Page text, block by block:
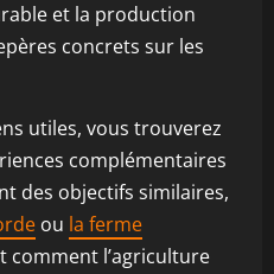
et la production
concrets sur les
utiles, vous trouverez
complémentaires
des objectifs similaires,
ou la ferme
comment l’agriculture